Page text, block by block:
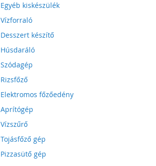
Egyéb kiskészülék
Vízforraló
Desszert készítő
Húsdaráló
Szódagép
Rizsfőző
Elektromos főzőedény
Aprítógép
Vízszűrő
Tojásfőző gép
Pizzasütő gép